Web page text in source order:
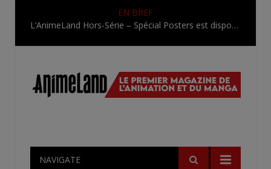
EN BREF
L’AnimeLand Hors-Série – Spécial Posters est disponible !
NAVIGATE